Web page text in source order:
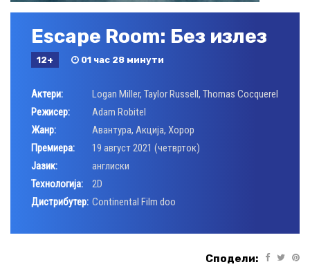
Escape Room: Без излез
12+ 01 час 28 минути
Актери: Logan Miller, Taylor Russell , Thomas Cocquerel
Режисер:
Adam Robitel
Жанр:
Авантура, Акција, Хорор
Премиера:
19 август 2021 (четврток)
Јазик:
англиски
Технологија:
2D
Дистрибутер: Continental Film doo
Сподели: